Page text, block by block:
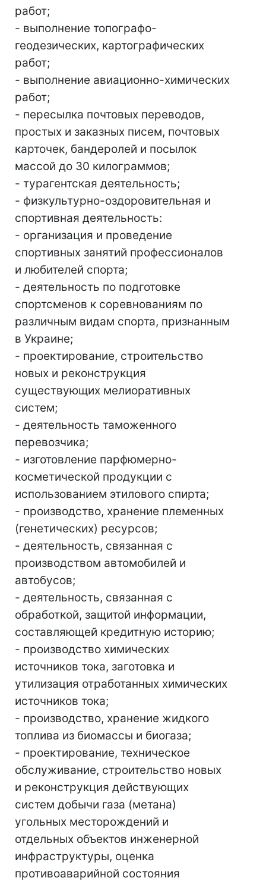
работ;
- выполнение топографо-
геодезических, картографических
работ;
- выполнение авиационно-химических
работ;
- пересылка почтовых переводов,
простых и заказных писем, почтовых
карточек, бандеролей и посылок
массой до 30 килограммов;
- турагентская деятельность;
- физкультурно-оздоровительная и
спортивная деятельность:
- организация и проведение
спортивных занятий профессионалов
и любителей спорта;
- деятельность по подготовке
спортсменов к соревнованиям по
различным видам спорта, признанным
в Украине;
- проектирование, строительство
новых и реконструкция
существующих мелиоративных
систем;
- деятельность таможенного
перевозчика;
- изготовление парфюмерно-
косметической продукции с
использованием этилового спирта;
- производство, хранение племенных
(генетических) ресурсов;
- деятельность, связанная с
производством автомобилей и
автобусов;
- деятельность, связанная с
обработкой, защитой информации,
составляющей кредитную историю;
- производство химических
источников тока, заготовка и
утилизация отработанных химических
источников тока;
- производство, хранение жидкого
топлива из биомассы и биогаза;
- проектирование, техническое
обслуживание, строительство новых
и реконструкция действующих
систем добычи газа (метана)
угольных месторождений и
отдельных объектов инженерной
инфраструктуры, оценка
противоаварийной состояния